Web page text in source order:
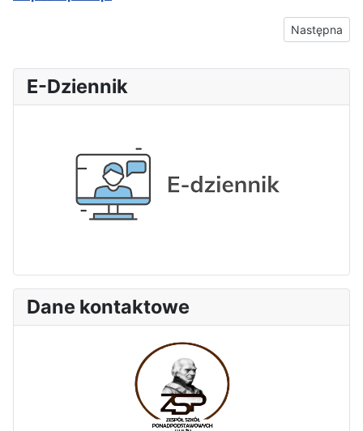
Następna
Następna
E-Dziennik
Dane kontaktowe